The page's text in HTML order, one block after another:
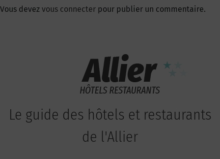
Vous devez vous connecter pour publier un commentaire.
Le guide des hôtels et restaurants
de l'Allier